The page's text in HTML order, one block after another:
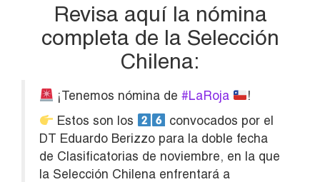
Revisa aquí la nómina
completa de la Selección
Chilena:
¡Tenemos nómina de #LaRoja
!
Estos son los
convocados por el
DT Eduardo Berizzo para la doble fecha
de Clasificatorias de noviembre, en la que
la Selección Chilena enfrentará a